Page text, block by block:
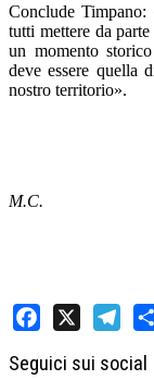
Conclude
tutti mettere da
un momento
deve essere quella
nostro territorio».
M.C.
Seguici sui social